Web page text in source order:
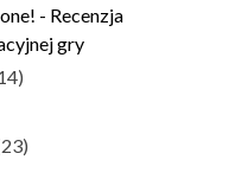
- Recenzja
gry